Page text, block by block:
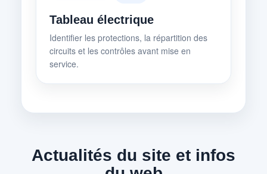
Tableau électrique
Identifier les protections, la répartition des
circuits et les contrôles avant mise en
service.
Actualités du site et infos